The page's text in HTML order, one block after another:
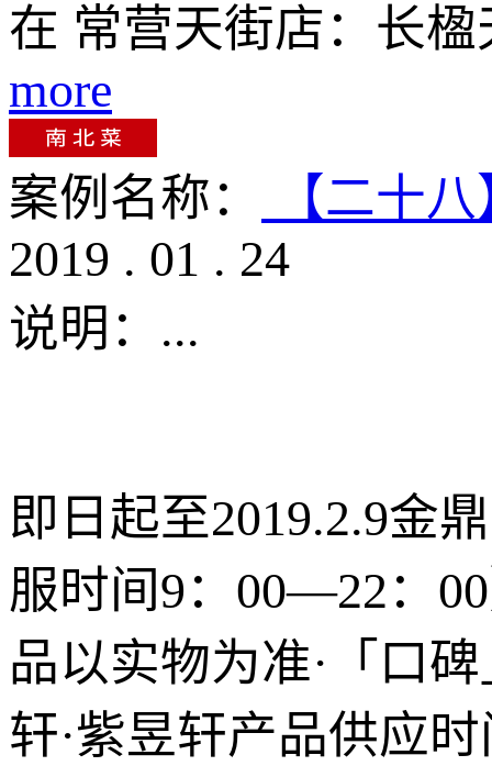
在 常营天街店：长
more
案例名称：
【二十
2019 . 01 . 24
说明： ...
即日起至2019.2.9金
服时间9：00—22：
品以实物为准·「口
轩·紫昱轩产品供应